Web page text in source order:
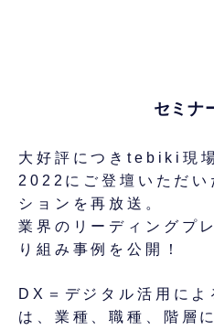
セミナ
大好評につきtebiki現
2022にご登壇いただい
ションを再放送。
業界のリーディングプ
り組み事例を公開！
DX＝デジタル活用に
は、業種、職種、階層